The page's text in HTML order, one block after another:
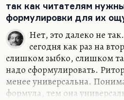
так как читателям
формулировки для их
Нет, это далеко не
сегодня как раз на
слишком зыбко, слишком
надо сформулировать.
менее универсальна.
формула, тем она